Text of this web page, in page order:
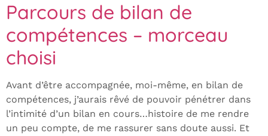
Parcours de bilan de
compétences – morceau
choisi
Avant d’être accompagnée, moi-même, en bilan de
compétences, j’aurais rêvé de pouvoir pénétrer dans
l’intimité d’un bilan en cours…histoire de me rendre
un peu compte, de me rassurer sans doute aussi. Et